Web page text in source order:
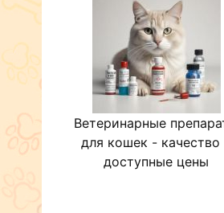
Ветеринарные
для кошек - качество
доступные цены